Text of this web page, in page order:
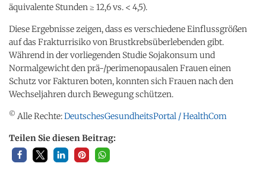
äquivalente Stunden ≥ 12,6 vs. < 4,5).
Diese Ergebnisse zeigen, dass es verschiedene Einflussgrößen
auf das Frakturrisiko von Brustkrebsüberlebenden gibt.
Während in der vorliegenden Studie Sojakonsum und
Normalgewicht den prä-/perimenopausalen Frauen einen
Schutz vor Fakturen boten, konnten sich Frauen nach den
Wechseljahren durch Bewegung schützen.
© Alle Rechte:DeutschesGesundheitsPortal / HealthCom
Teilen Sie diesen Beitrag: